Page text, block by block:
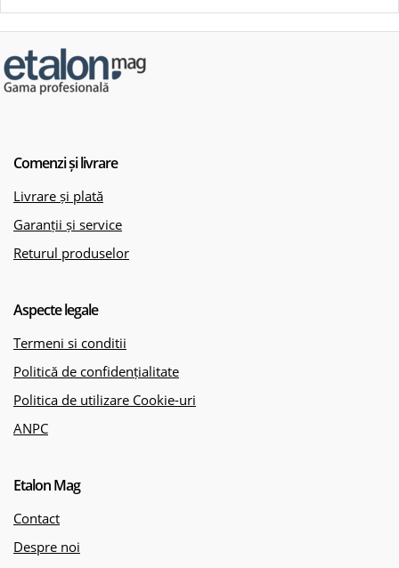
Comenzi și livrare
Livrare și plată
Garanții și service
Returul produselor
Aspecte legale
Termeni si conditii
Politică de confidențialitate
Politica de utilizare Cookie-uri
ANPC
Etalon Mag
Contact
Despre noi